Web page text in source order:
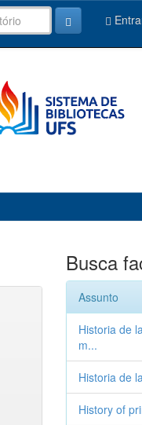
Busca
Assunto
Historia de
m...
Historia de
History of